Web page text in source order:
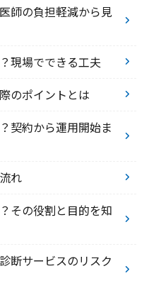
師の負担軽減から見
現場でできる工夫
のポイントとは
契約から運用開始ま
れ
その役割と目的を知
断サービスのリスク